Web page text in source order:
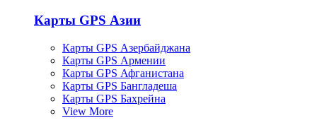
Карты GPS Азии
Карты GPS Азербайджана
Карты GPS Армении
Карты GPS Афганистана
Карты GPS Бангладеша
Карты GPS Бахрейна
View More